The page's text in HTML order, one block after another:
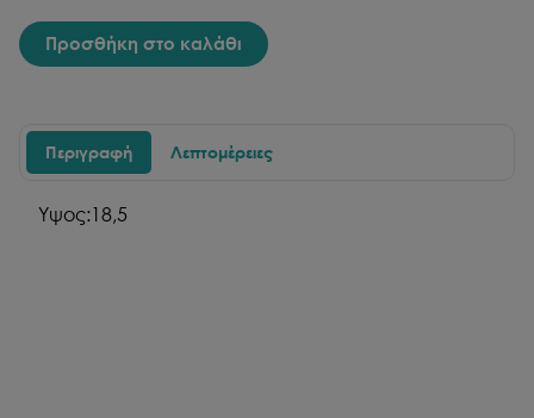
Προσθήκη στο καλάθι
Περιγραφή Λεπτομέρειες
Υψος:18,5